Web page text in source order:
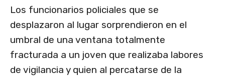
Los funcionarios policiales que se
desplazaron al lugar sorprendieron en el
umbral de una ventana totalmente
fracturada a un joven que realizaba labores
de vigilancia y quien al percatarse de la